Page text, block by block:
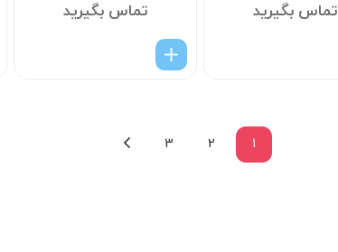
تماس بگیرید تماس بگیرید
1
2
3